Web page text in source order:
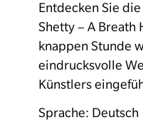
Entdecken Sie
Shetty – A Breath
knappen Stunde
eindrucksvolle
Künstlers
Sprache: Deutsch